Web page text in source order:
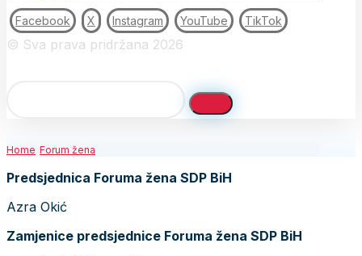
Facebook X Instagram YouTube TikTok
© Sva prava pridržana 2026
Home Forum žena
Predsjednica Foruma žena SDP BiH
Azra Okić
Zamjenice predsjednice Foruma žena SDP BiH